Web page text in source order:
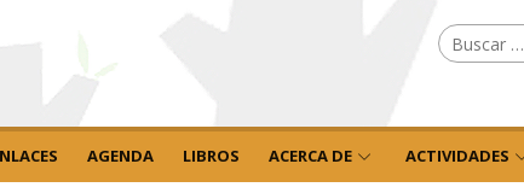
Buscar
por:
AGENDA LIBROS ACERCA DE ACTIVIDADES